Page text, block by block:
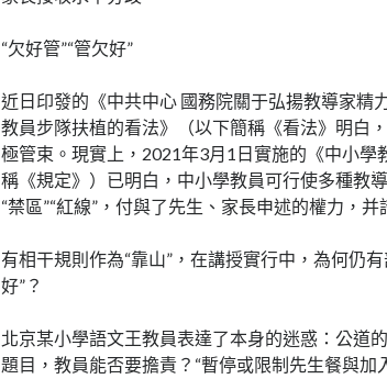
“欠好管”“管欠好”
近日印發的《中共中心 國務院關于弘揚教導家精
教員步隊扶植的看法》（以下簡稱《看法》明白
極管束。現實上，2021年3月1日實施的《中小學
稱《規定》）已明白，中小學教員可行使多種教
“禁區”“紅線”，付與了先生、家長申述的權力，
有相干規則作為“靠山”，在講授實行中，為何仍
好”？
北京某小學語文王教員表達了本身的迷惑：公道
題目，教員能否要擔責？“暫停或限制先生餐與加